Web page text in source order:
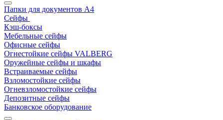
Папки для документов A4
Сейфы
Кэш-боксы
Мебельные сейфы
Офисные сейфы
Огнестойкие сейфы VALBERG
Оружейные сейфы и шкафы
Встраиваемые сейфы
Взломостойкие сейфы
Огневзломостойкие сейфы
Депозитные сейфы
Банковское оборудование